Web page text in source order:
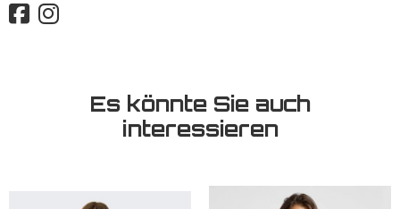
Es könnte Sie auch
interessieren